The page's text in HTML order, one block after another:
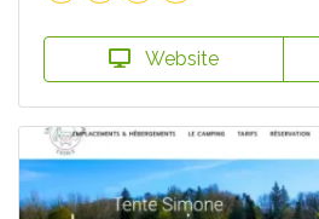
Website